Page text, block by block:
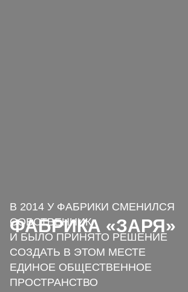
ФАБРИКА «ЗАРЯ»
В 2014 У ФАБРИКИ СМЕНИЛСЯ
СОБСТВЕННИК
И БЫЛО ПРИНЯТО РЕШЕНИЕ
СОЗДАТЬ В ЭТОМ МЕСТЕ
ЕДИНОЕ ОБЩЕСТВЕННОЕ
ПРОСТРАНСТВО